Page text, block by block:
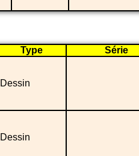
Type Série
Dessin
Dessin